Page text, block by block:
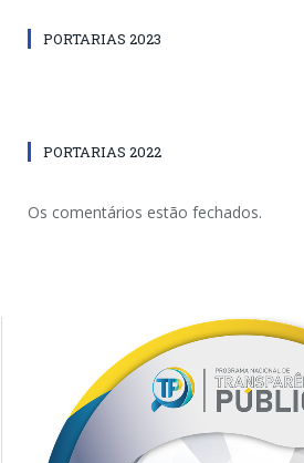
PORTARIAS 2023
PORTARIAS 2022
Os comentários estão fechados.